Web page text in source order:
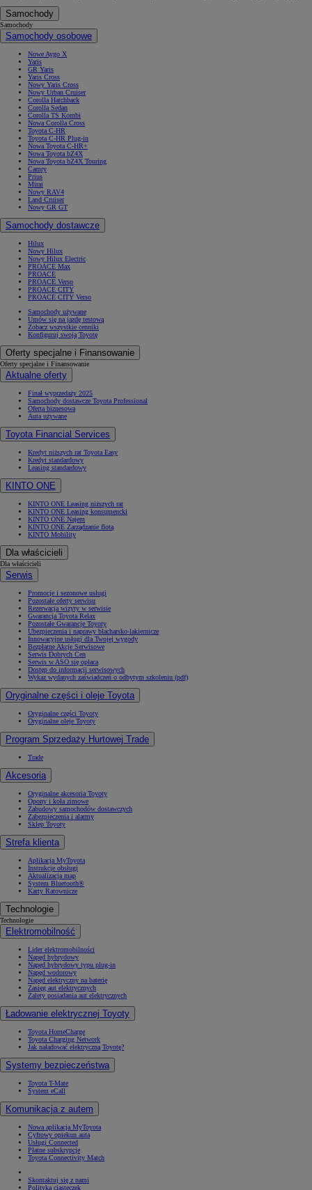
Samochody
Samochody
Samochody osobowe
Nowe Aygo X
Yaris
GR Yaris
Yaris Cross
Nowy Yaris Cross
Nowy Urban Cruiser
Corolla Hatchback
Corolla Sedan
Corolla TS Kombi
Nowa Corolla Cross
Toyota C-HR
Toyota C-HR Plug-in
Nowa Toyota C-HR+
Nowa Toyota bZ4X
Nowa Toyota bZ4X Touring
Camry
Prius
Mirai
Nowy RAV4
Land Cruiser
Nowy GR GT
Samochody dostawcze
Hilux
Nowy Hilux
Nowy Hilux Electric
PROACE Max
PROACE
PROACE Verso
PROACE CITY
PROACE CITY Verso
Samochody używane
Umów się na jazdę testową
Zobacz wszystkie cenniki
Konfiguruj swoją Toyotę
Oferty specjalne i Finansowanie
Oferty specjalne i Finansowanie
Aktualne oferty
Finał wyprzedaży 2025
Samochody dostawcze Toyota Professional
Oferta biznesowa
Auta używane
Toyota Financial Services
Kredyt niższych rat Toyota Easy
Kredyt standardowy
Leasing standardowy
KINTO ONE
KINTO ONE Leasing niższych rat
KINTO ONE Leasing konsumencki
KINTO ONE Najem
KINTO ONE Zarządzanie flotą
KINTO Mobility
Dla właścicieli
Dla właścicieli
Serwis
Promocje i sezonowe usługi
Pozostałe oferty serwisu
Rezerwacja wizyty w serwisie
Gwarancja Toyota Relax
Pozostałe Gwarancje Toyoty
Ubezpieczenia i naprawy blacharsko-lakiernicze
Innowacyjne usługi dla Twojej wygody
Bezpłatne Akcje Serwisowe
Serwis Dobrych Cen
Serwis w ASO się opłaca
Dostęp do informacji serwisowych
Wykaz wydanych zaświadczeń o odbytym szkoleniu (pdf)
Oryginalne części i oleje Toyota
Oryginalne części Toyoty
Oryginalne oleje Toyoty
Program Sprzedaży Hurtowej Trade
Trade
Akcesoria
Oryginalne akcesoria Toyoty
Opony i koła zimowe
Zabudowy samochodów dostawczych
Zabezpieczenia i alarmy
Sklep Toyoty
Strefa klienta
Aplikacja MyToyota
Instrukcje obsługi
Aktualizacja map
System Bluetooth®
Karty Ratownicze
Technologie
Technologie
Elektromobilność
Lider elektromobilności
Napęd hybrydowy
Napęd hybrydowy typu plug-in
Napęd wodorowy
Napęd elektryczny na baterię
Zasięg aut elektrycznych
Zalety posiadania aut elektrycznych
Ładowanie elektrycznej Toyoty
Toyota HomeCharge
Toyota Charging Network
Jak naładować elektryczną Toyotę?
Systemy bezpieczeństwa
Toyota T-Mate
System eCall
Komunikacja z autem
Nowa aplikacja MyToyota
Cyfrowy opiekun auta
Usługi Connected
Płatne subskrypcje
Toyota Connectivity Match
Skontaktuj się z nami
Polityka ciasteczek